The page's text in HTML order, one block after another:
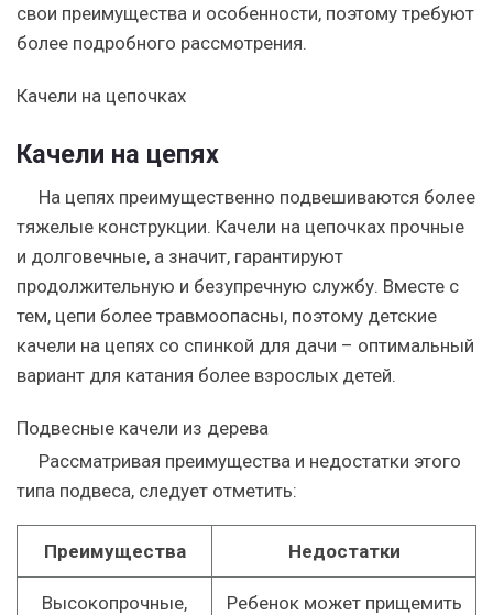
свои преимущества и особенности, поэтому требуют
более подробного рассмотрения.
Качели на цепочках
Качели на цепях
На цепях преимущественно подвешиваются более
тяжелые конструкции. Качели на цепочках прочные
и долговечные, а значит, гарантируют
продолжительную и безупречную службу. Вместе с
тем, цепи более травмоопасны, поэтому детские
качели на цепях со спинкой для дачи – оптимальный
вариант для катания более взрослых детей.
Подвесные качели из дерева
Рассматривая преимущества и недостатки этого
типа подвеса, следует отметить:
Преимущества Недостатки
Высокопрочные,
Ребенок может прищемить